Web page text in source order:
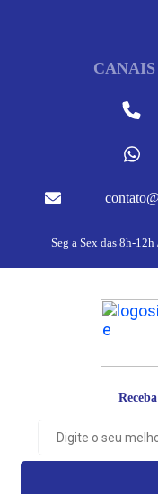
Seg a Sex das 8h-